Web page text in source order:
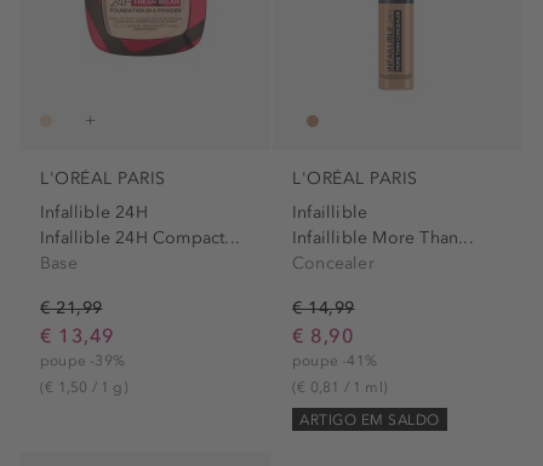
L'ORÉAL PARIS
Infallible 24H
Infallible 24H Compact...
Base
€ 21,99
€ 13,49
poupe -39%
(€ 1,50 / 1 g)
L'ORÉAL PARIS
Infaillible
Infaillible More Than...
Concealer
€ 14,99
€ 8,90
poupe -41%
(€ 0,81 / 1 ml)
ARTIGO EM SALDO